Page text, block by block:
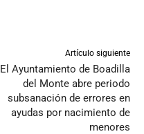
Artículo siguiente
El Ayuntamiento de Boadilla
del Monte abre periodo
subsanación de errores en
ayudas por nacimiento de
menores